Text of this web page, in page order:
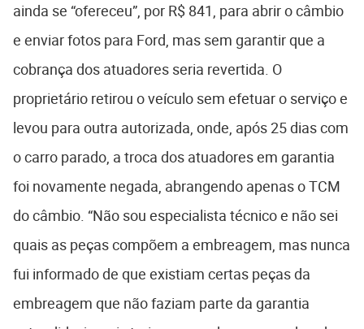
ainda se “ofereceu”, por R$ 841, para abrir o câmbio
e enviar fotos para Ford, mas sem garantir que a
cobrança dos atuadores seria revertida. O
proprietário retirou o veículo sem efetuar o serviço e
levou para outra autorizada, onde, após 25 dias com
o carro parado, a troca dos atuadores em garantia
foi novamente negada, abrangendo apenas o TCM
do câmbio. “Não sou especialista técnico e não sei
quais as peças compõem a embreagem, mas nunca
fui informado de que existiam certas peças da
embreagem que não faziam parte da garantia